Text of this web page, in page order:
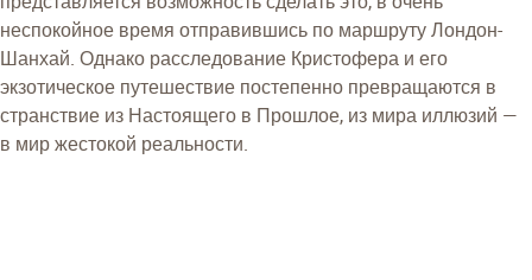
неспокойное время отправившись по маршруту Лондон-
Шанхай. Однако расследование Кристофера и его
экзотическое путешествие постепенно превращаются в
странствие из Настоящего в Прошлое, из мира иллюзий —
в мир жестокой реальности.